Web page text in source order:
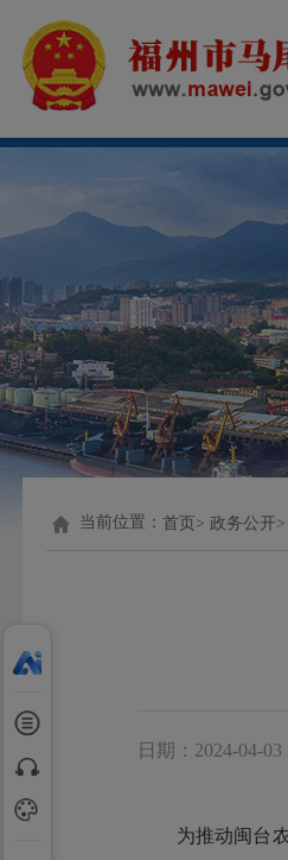
当前位置：首页 政务公开
日期：2024-04-03
为推动闽台农